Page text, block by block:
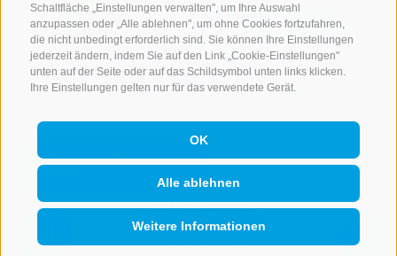
Schaltfläche „Einstellungen verwalten", um Ihre Auswahl
anzupassen oder „Alle ablehnen", um ohne Cookies fortzufahren,
die nicht unbedingt erforderlich sind. Sie können Ihre Einstellungen
jederzeit ändern, indem Sie auf den Link „Cookie-Einstellungen"
unten auf der Seite oder auf das Schildsymbol unten links klicken.
Ihre Einstellungen gelten nur für das verwendete Gerät.
OK
Alle ablehnen
Weitere Informationen
KONTAKTIERE UNS
info@rosskopf.com
NEWSLETTER
Bleib am Laufenden QUICKLINKS